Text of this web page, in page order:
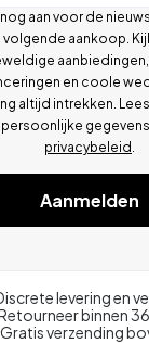
aan voor de
aankoop.
aanbiedingen,
en coole
altijd intrekken.
privacybeleid
Aanmelden
levering en
binnen
Gratis verzending